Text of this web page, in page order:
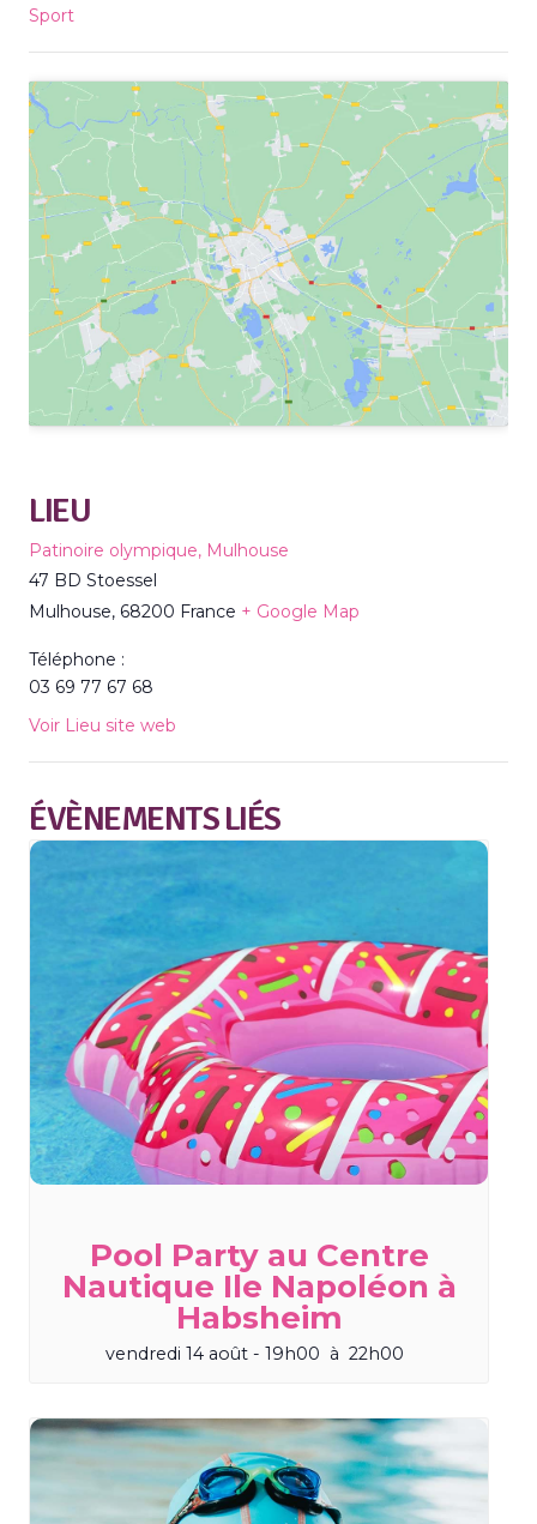
Sport
LIEU
Patinoire olympique, Mulhouse
47 BD Stoessel
Mulhouse, 68200 France + Google Map
Téléphone :
03 69 77 67 68
Voir Lieu site web
ÉVÈNEMENTS LIÉS
Pool Party au Centre
Nautique Ile Napoléon à
Habsheim
vendredi 14 août - 19h00 à 22h00